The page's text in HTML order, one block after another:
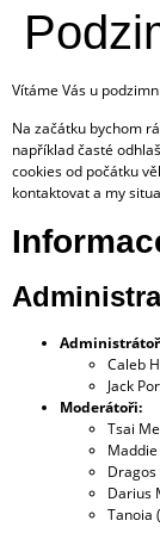
Vítáme Vás u
Na začátku bychom
například časté
cookies od počátku
kontaktovat a my
Caleb
Jack
Moderátoři:
Tsai
Dragos
Darius
Tanoia (